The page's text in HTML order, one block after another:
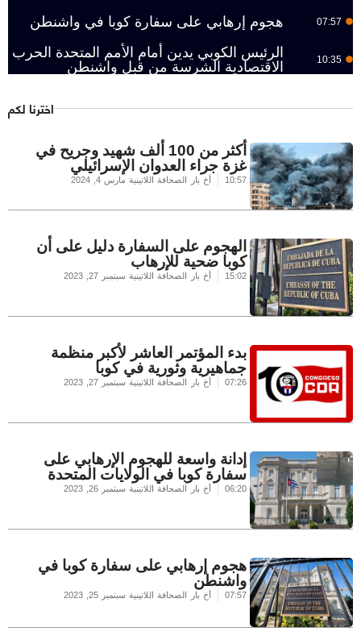
07:57 هجوم إرهابي على سفارة كوبا في واشنطن
10:35
الرئيس الكوبي يدين أمام الأمم المتحدة الحرب
الاقتصادية الشرسة من قبل واشنطن
اخترنا لكم
أكثر من 100 ألف شهيد وجريح في
غزة جراء العدوان الإسرائيلي
10:57 أخ بار الصحافة اللاتينية مارس 4, 2024
الهجوم على السفارة دليل على أن
كوبا ضحية للإرهاب
15:02 أخ بار الصحافة اللاتينية سبتمبر 27, 2023
بدء المؤتمر العاشر لأكبر منظمة
جماهيرية وثورية في كوبا
07:26 أخ بار الصحافة اللاتينية سبتمبر 27, 2023
إدانة واسعة للهجوم الإرهابي على
سفارة كوبا في الولايات المتحدة
06:20 أخ بار الصحافة اللاتينية سبتمبر 26, 2023
هجوم إرهابي على سفارة كوبا في
واشنطن
07:57 أخ بار الصحافة اللاتينية سبتمبر 25, 2023